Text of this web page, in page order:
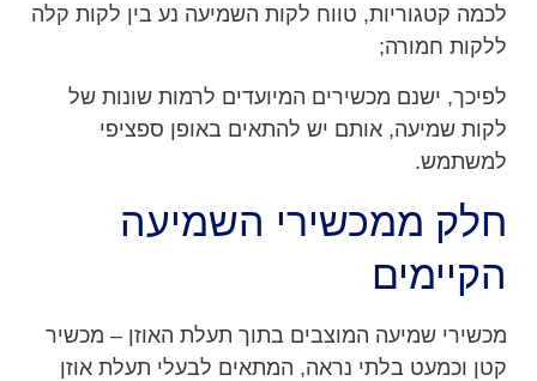
לכמה קטגוריות, טווח לקות השמיעה נע בין לקות קלה
ללקות חמורה;
לפיכך, ישנם מכשירים המיועדים לרמות שונות של
לקות שמיעה, אותם יש להתאים באופן ספציפי
למשתמש.
חלק ממכשירי השמיעה
הקיימים
מכשירי שמיעה המוצבים בתוך תעלת האוזן – מכשיר
קטן וכמעט בלתי נראה, המתאים לבעלי תעלת אוזן